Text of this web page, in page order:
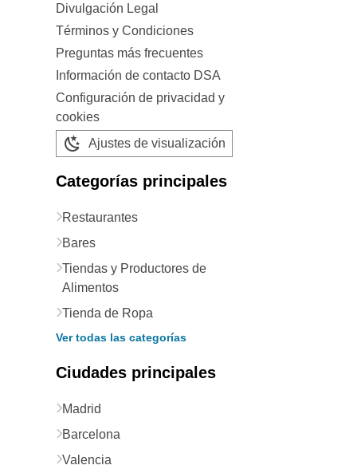
Divulgación Legal
Términos y Condiciones
Preguntas más frecuentes
Información de contacto DSA
Configuración de privacidad y
cookies
Ajustes de visualización
Categorías principales
Restaurantes
Bares
Tiendas y Productores de
Alimentos
Tienda de Ropa
Ver todas las categorías
Ciudades principales
Madrid
Barcelona
Valencia